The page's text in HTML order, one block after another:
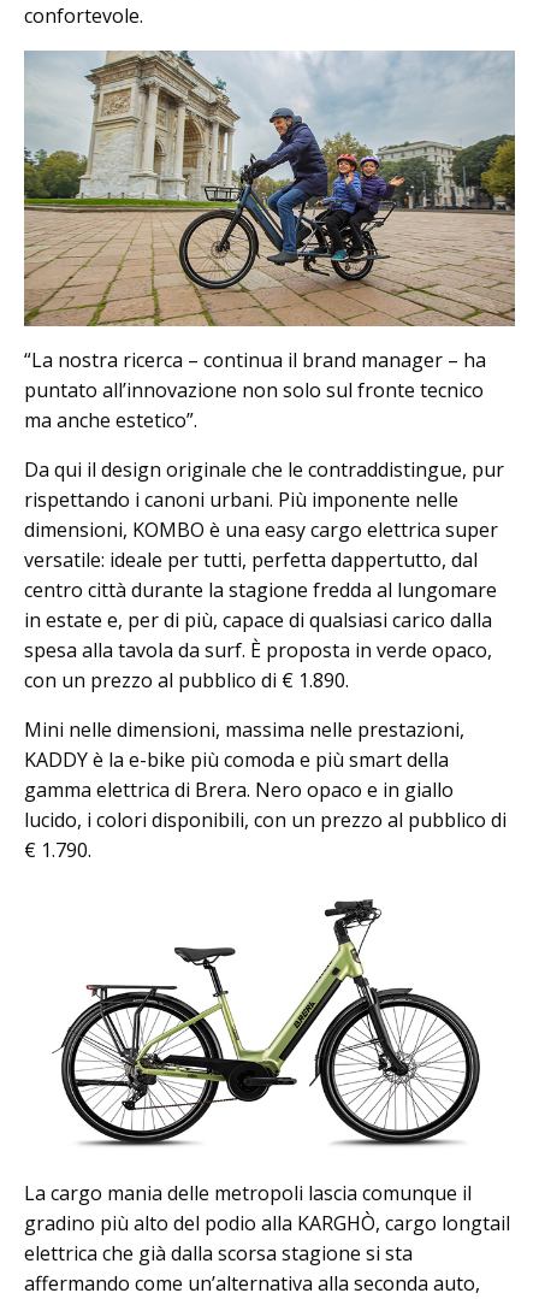
confortevole.
“La nostra ricerca – continua il brand manager – ha
puntato all’innovazione non solo sul fronte tecnico
ma anche estetico”.
Da qui il design originale che le contraddistingue, pur
rispettando i canoni urbani. Più imponente nelle
dimensioni, KOMBO è una easy cargo elettrica super
versatile: ideale per tutti, perfetta dappertutto, dal
centro città durante la stagione fredda al lungomare
in estate e, per di più, capace di qualsiasi carico dalla
spesa alla tavola da surf. È proposta in verde opaco,
con un prezzo al pubblico di € 1.890.
Mini nelle dimensioni, massima nelle prestazioni,
KADDY è la e-bike più comoda e più smart della
gamma elettrica di Brera. Nero opaco e in giallo
lucido, i colori disponibili, con un prezzo al pubblico di
€ 1.790.
La cargo mania delle metropoli lascia comunque il
gradino più alto del podio alla KARGHÒ, cargo longtail
elettrica che già dalla scorsa stagione si sta
affermando come un’alternativa alla seconda auto,